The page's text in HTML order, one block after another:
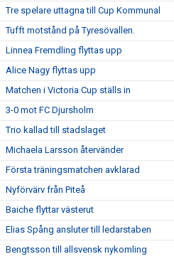
Tre spelare uttagna till Cup Kommunal
Tufft motstånd på Tyresövallen.
Linnea Fremdling flyttas upp
Alice Nagy flyttas upp
Matchen i Victoria Cup ställs in
3-0 mot FC Djursholm
Trio kallad till stadslaget
Michaela Larsson återvänder
Första träningsmatchen avklarad
Nyförvärv från Piteå
Baiche flyttar västerut
Elias Spång ansluter till ledarstaben
Bengtsson till allsvensk nykomling